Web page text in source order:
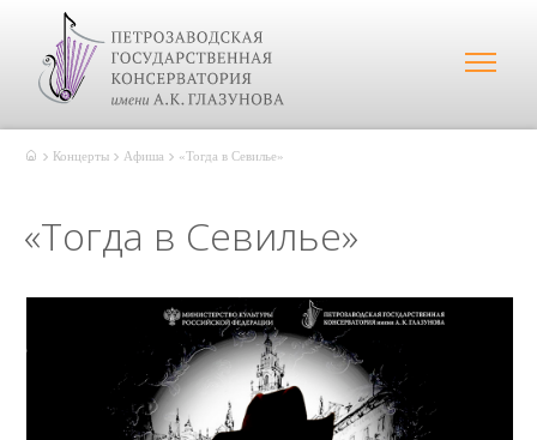
Концерты Афиша «Тогда в Севилье»
«Тогда в Севилье»